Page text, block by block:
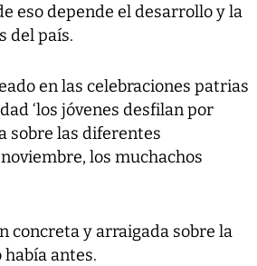
eso depende el desarrollo y la
del país.
en las celebraciones patrias
‘los jóvenes desfilan por
sobre las diferentes
los muchachos
concreta y arraigada sobre la
antes.